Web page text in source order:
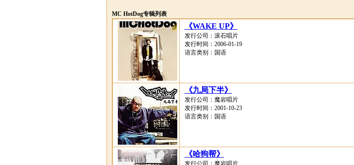
MC HotDog专辑列表
《WAKE UP》
发行公司：滚石唱片
发行时间：2006-01-19
语言类别：国语
《九局下半》
发行公司：魔岩唱片
发行时间：2001-10-23
语言类别：国语
《哈狗帮》
发行公司：魔岩唱片